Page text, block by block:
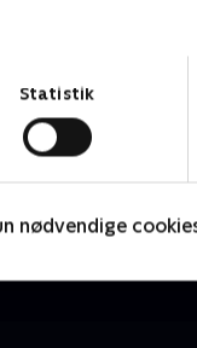
Statistik
nødvendige